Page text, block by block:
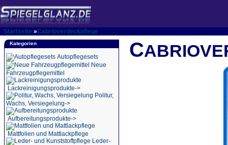
Startseite »Cabrioverdeckpflege
Kategorien
Autopflegesets
Neue
Fahrzeugpflegemittel
Lackreinigungsprodukte->
Politur,
Wachs, Versiegelung->
Aufbereitungsprodukte->
Mattfolien und Mattlackpflege
Leder-
C